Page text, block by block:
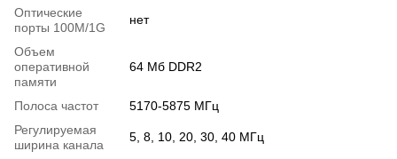
Оптические
порты 100M/1G
нет
Объем
оперативной
памяти
64 Mб DDR2
Полоса частот
5170-5875 MГц
Регулируемая
ширина канала
5, 8, 10, 20, 30, 40 МГц